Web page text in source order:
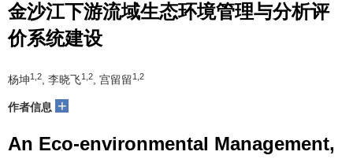
金沙江下游流域生态环境管理与分析评
价系统建设
杨坤1,2 , 李晓飞1,2 , 宫留留1,2
作者信息 +
An Eco-environmental Management,